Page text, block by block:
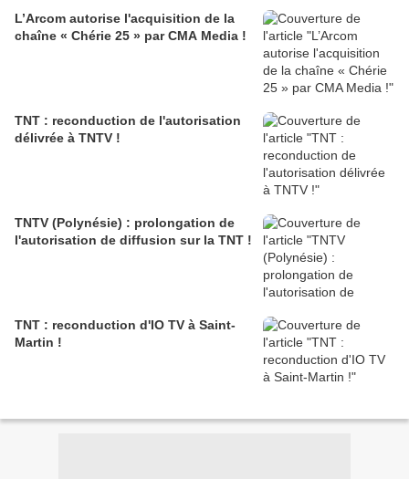
L’Arcom autorise l'acquisition de la
chaîne « Chérie 25 » par CMA Media !
TNT : reconduction de l'autorisation
délivrée à TNTV !
TNTV (Polynésie) : prolongation de
l'autorisation de diffusion sur la TNT !
TNT : reconduction d'IO TV à Saint-
Martin !